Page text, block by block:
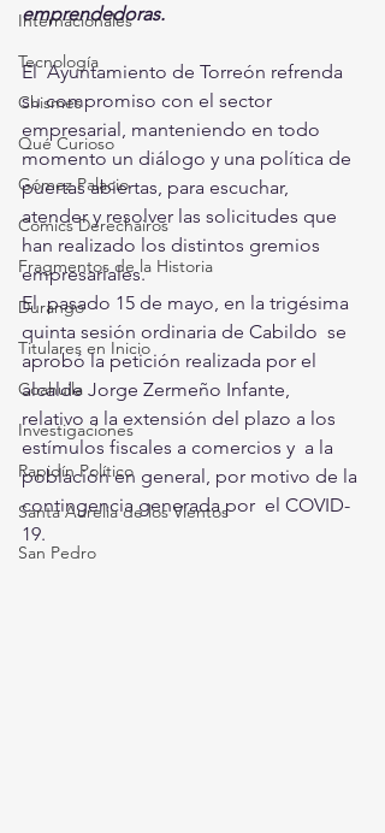
Internacionales
Tecnología
Chismes
Qué Curioso
Gómez Palacio
Comics Derechairos
Fragmentos de la Historia
Durango
Titulares en Inicio
Coahuila
Investigaciones
Rapidín Político
Santa Aurelia de los Vientos
San Pedro
emprendedoras.
El  Ayuntamiento de Torreón refrenda
su compromiso con el sector
empresarial, manteniendo en todo
momento un diálogo y una política de
puertas abiertas, para escuchar,
atender y resolver las solicitudes que
han realizado los distintos gremios
empresariales.
El  pasado 15 de mayo, en la trigésima
quinta sesión ordinaria de Cabildo  se
aprobó la petición realizada por el
alcalde Jorge Zermeño Infante,
relativo a la extensión del plazo a los
estímulos fiscales a comercios y  a la
población en general, por motivo de la
contingencia generada por  el COVID-
19.